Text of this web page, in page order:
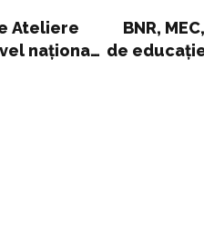
Ateliere
naţional
BNR,
de